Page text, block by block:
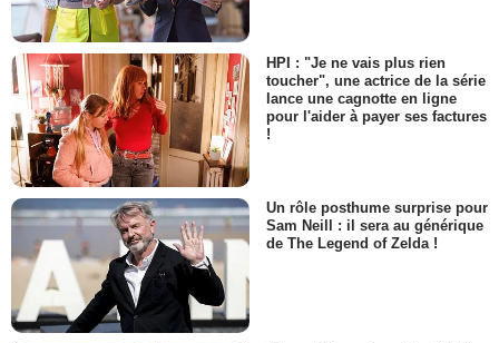
HPI : "Je ne vais plus rien
toucher", une actrice de la série
lance une cagnotte en ligne
pour l'aider à payer ses factures
!
Un rôle posthume surprise pour
Sam Neill : il sera au générique
de The Legend of Zelda !